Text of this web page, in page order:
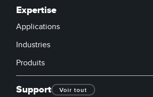
Expertise
Applications
Industries
Produits
Support Voir tout